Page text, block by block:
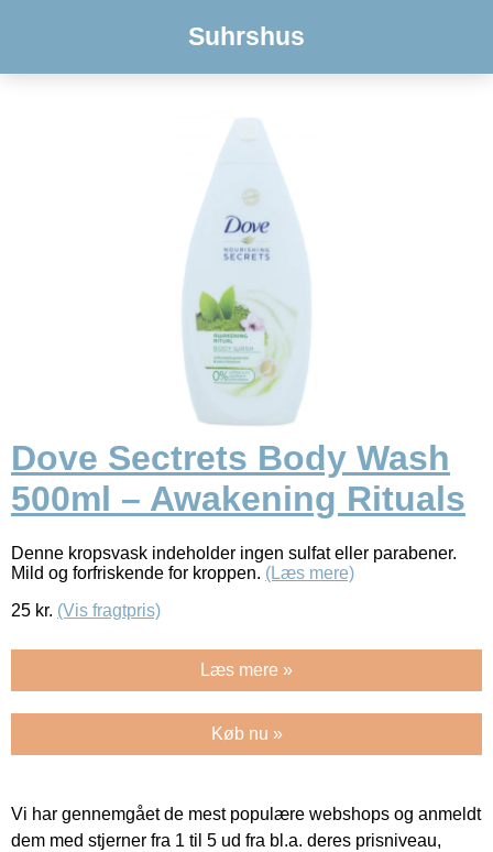
Suhrshus
Dove Sectrets Body Wash
500ml – Awakening Rituals
Denne kropsvask indeholder ingen sulfat eller parabener.
Mild og forfriskende for kroppen. (Læs mere)
25 kr. (Vis fragtpris)
Læs mere »
Køb nu »
Vi har gennemgået de mest populære webshops og anmeldt
dem med stjerner fra 1 til 5 ud fra bl.a. deres prisniveau,